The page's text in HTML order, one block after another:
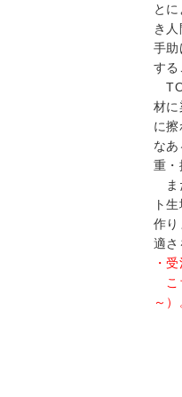
と
き
手助
する
材に
に
な
重・
ま
ト
作り
適さ
・
こ
～